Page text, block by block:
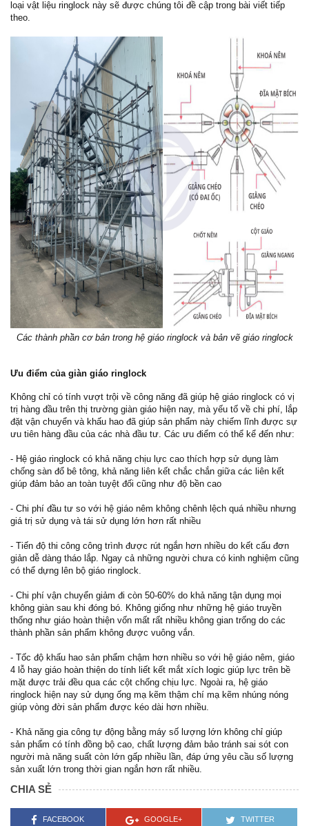
loại vật liệu ringlock này sẽ được chúng tôi đề cập trong bài viết tiếp
theo.
Các thành phần cơ bản trong hệ giáo ringlock và bản vẽ giáo ringlock
Ưu điểm của giàn giáo ringlock
Không chỉ có tính vượt trội về công năng đã giúp hệ giáo ringlock có vị
trị hàng đầu trên thị trường giàn giáo hiện nay, mà yếu tố về chi phí, lắp
đặt vận chuyển và khấu hao đã giúp sản phẩm này chiếm lĩnh được sự
ưu tiên hàng đầu của các nhà đầu tư. Các ưu điểm có thể kể đến như:
- Hệ giáo ringlock có khả năng chịu lực cao thích hợp sử dụng làm
chống sàn đổ bê tông, khả năng liên kết chắc chắn giữa các liên kết
giúp đảm bảo an toàn tuyệt đối cũng như độ bền cao
- Chi phí đầu tư so với hệ giáo nêm không chênh lệch quá nhiều nhưng
giá trị sử dụng và tái sử dụng lớn hơn rất nhiều
- Tiến độ thi công công trình được rút ngắn hơn nhiều do kết cấu đơn
giản dễ dàng tháo lắp. Ngay cả những người chưa có kinh nghiệm cũng
có thể dựng lên bộ giáo ringlock.
- Chi phí vận chuyển giảm đi còn 50-60% do khả năng tận dụng mọi
không giàn sau khi đóng bó. Không giống như những hệ giáo truyền
thống như giáo hoàn thiện vốn mất rất nhiều không gian trống do các
thành phần sản phẩm không được vuông vắn.
- Tốc độ khấu hao sản phẩm chậm hơn nhiều so với hệ giáo nêm, giáo
4 lỗ hay giáo hoàn thiện do tính liết kết mắt xích logic giúp lực trên bề
mặt được trải đều qua các cột chống chịu lực. Ngoài ra, hệ giáo
ringlock hiện nay sử dụng ống mạ kẽm thậm chí mạ kẽm nhúng nóng
giúp vòng đời sản phẩm được kéo dài hơn nhiều.
- Khả năng gia công tự động bằng máy số lượng lớn không chỉ giúp
sản phẩm có tính đồng bộ cao, chất lượng đảm bảo tránh sai sót con
người mà năng suất còn lớn gấp nhiều lần, đáp ứng yêu cầu số lượng
sản xuất lớn trong thời gian ngắn hơn rất nhiều.
CHIA SẺ
FACEBOOK GOOGLE+ TWITTER